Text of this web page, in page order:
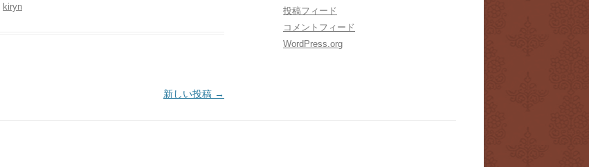
kiryn
新しい投稿 →
投稿フィード
コメントフィード
WordPress.org